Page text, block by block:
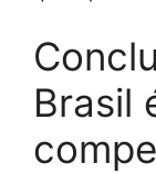
Brasil